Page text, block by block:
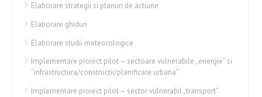
Elaborare strategii si planuri de actiune
Elaborare ghiduri
Elaborare studii meteorologice
Implementare proiect pilot – sectoare vulnerabile „energie” si
”infrastructura/constructii/planificare urbana”
Implementare proiect pilot – sector vulnerabil „transport”